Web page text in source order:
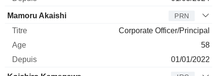
Mamoru Akaishi PRN
Corporate Officer/Principal
58
01/01/2022